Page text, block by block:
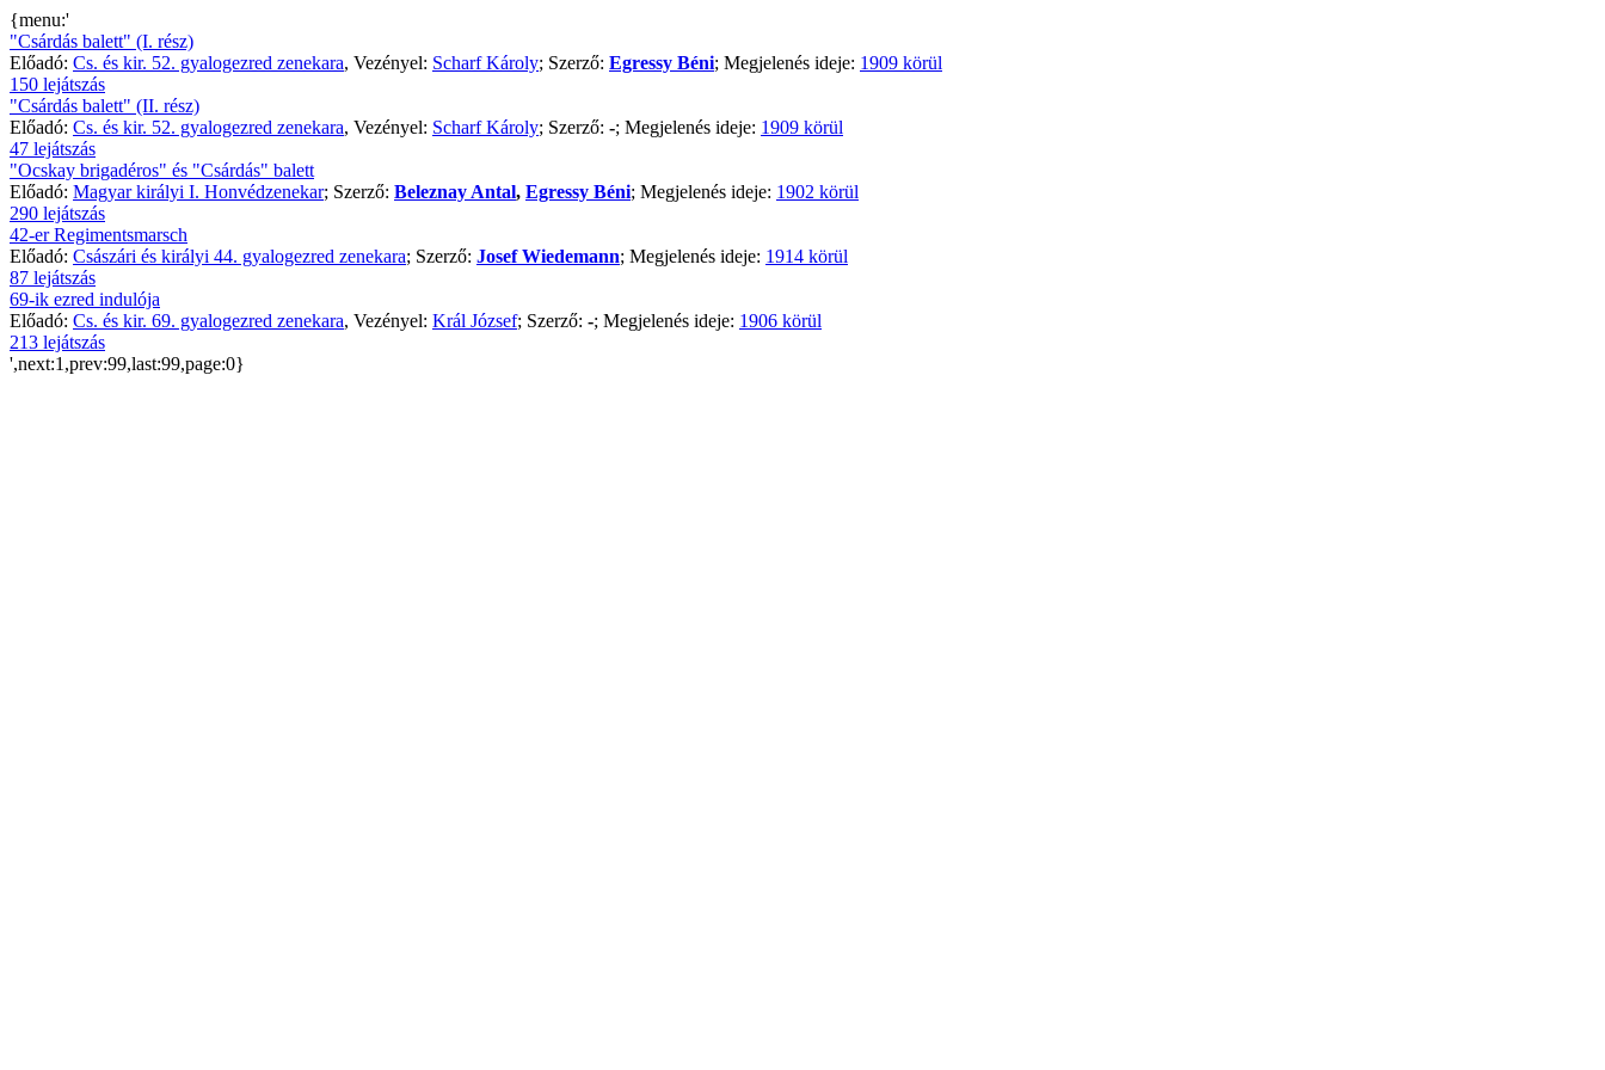
{menu:'
"Csárdás balett" (I. rész)
Előadó: Cs. és kir. 52. gyalogezred zenekara, Vezényel: Scharf Károly; Szerző: Egressy Béni; Megjelenés ideje: 1909 körül
150 lejátszás
"Csárdás balett" (II. rész)
Előadó: Cs. és kir. 52. gyalogezred zenekara, Vezényel: Scharf Károly; Szerző: -; Megjelenés ideje: 1909 körül
47 lejátszás
"Ocskay brigadéros" és "Csárdás" balett
Előadó: Magyar királyi I. Honvédzenekar; Szerző: Beleznay Antal, Egressy Béni; Megjelenés ideje: 1902 körül
290 lejátszás
42-er Regimentsmarsch
Előadó: Császári és királyi 44. gyalogezred zenekara; Szerző: Josef Wiedemann; Megjelenés ideje: 1914 körül
87 lejátszás
69-ik ezred indulója
Előadó: Cs. és kir. 69. gyalogezred zenekara, Vezényel: Král József; Szerző: -; Megjelenés ideje: 1906 körül
213 lejátszás
',next:1,prev:99,last:99,page:0}